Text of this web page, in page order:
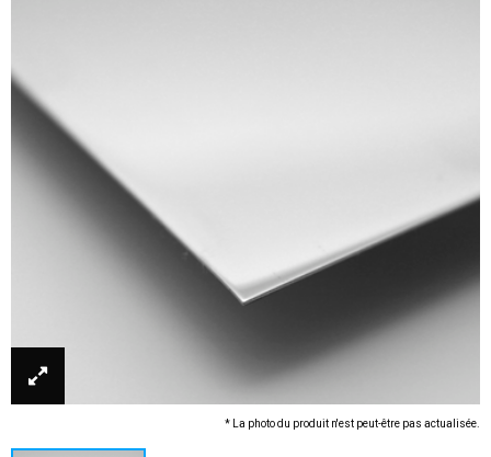
* La photo du produit n'est peut-être pas actualisée.